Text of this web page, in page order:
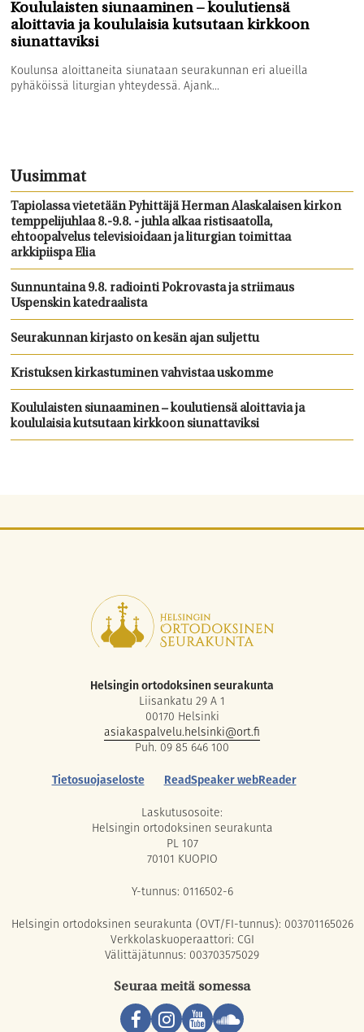
Koululaisten siunaaminen – koulutiensä
aloittavia ja koululaisia kutsutaan kirkkoon
siunattaviksi
Koulunsa aloittaneita siunataan seurakunnan eri alueilla
pyhäköissä liturgian yhteydessä. Ajank...
Uusimmat
Tapiolassa vietetään Pyhittäjä Herman Alaskalaisen kirkon
temppelijuhlaa 8.-9.8. - juhla alkaa ristisaatolla,
ehtoopalvelus televisioidaan ja liturgian toimittaa
arkkipiispa Elia
Sunnuntaina 9.8. radiointi Pokrovasta ja striimaus
Uspenskin katedraalista
Seurakunnan kirjasto on kesän ajan suljettu
Kristuksen kirkastuminen vahvistaa uskomme
Koululaisten siunaaminen – koulutiensä aloittavia ja
koululaisia kutsutaan kirkkoon siunattaviksi
Helsingin ortodoksinen seurakunta
Liisankatu 29 A 1
00170 Helsinki
asiakaspalvelu.helsinki@ort.fi
Puh. 09 85 646 100
Tietosuojaseloste
ReadSpeaker webReader
Laskutusosoite:
Helsingin ortodoksinen seurakunta
PL 107
70101 KUOPIO
Y-tunnus: 0116502-6
Helsingin ortodoksinen seurakunta (OVT/FI-tunnus): 003701165026
Verkkolaskuoperaattori: CGI
Välittäjätunnus: 003703575029
Seuraa meitä somessa